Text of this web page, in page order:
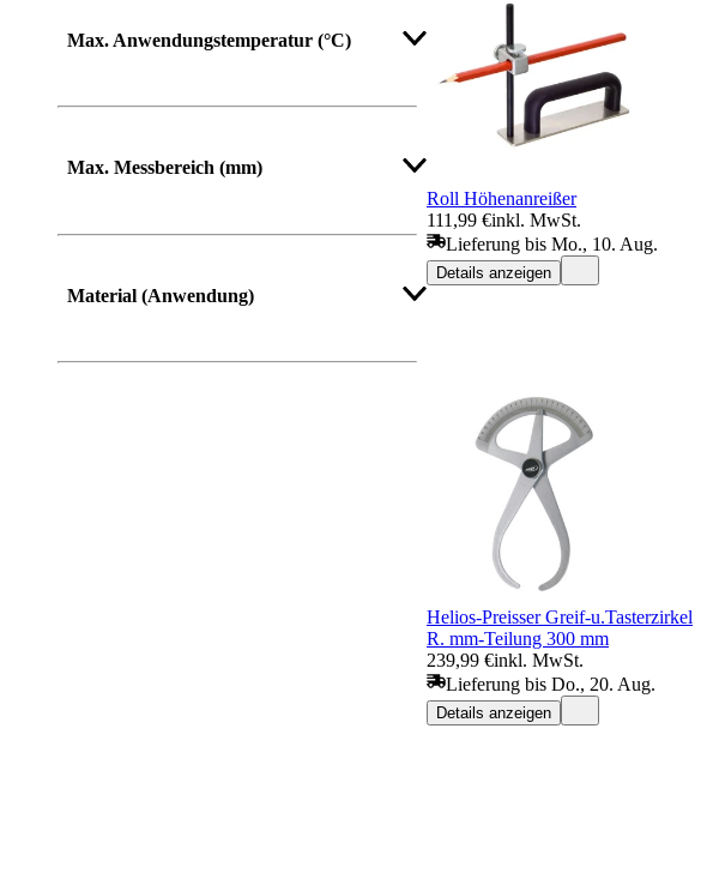
Max. Anwendungstemperatur (°C)
Max. Messbereich (mm)
Material (Anwendung)
Roll Höhenanreißer
111,99 €inkl. MwSt.
Lieferung bis Mo., 10. Aug.
Details anzeigen
Helios-Preisser Greif-u.Tasterzirkel
R. mm-Teilung 300 mm
239,99 €inkl. MwSt.
Lieferung bis Do., 20. Aug.
Details anzeigen